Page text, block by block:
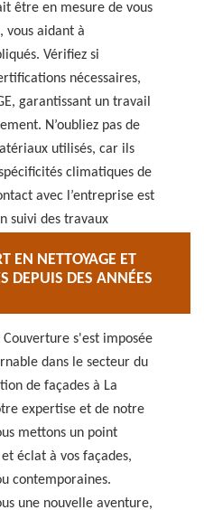
être en mesure de vous
vous aidant à
Vérifiez si
nécessaires,
garantissant un travail
N’oubliez pas de
utilisés, car ils
climatiques de
avec l’entreprise est
suivi des travaux
avec confiance
mieux à vos besoins à
EN NETTOYAGE ET
DEPUIS DES ANNÉES
s'est imposée
dans le secteur du
de façades à La
expertise et de notre
mettons un point
éclat à vos façades,
contemporaines.
une nouvelle aventure,